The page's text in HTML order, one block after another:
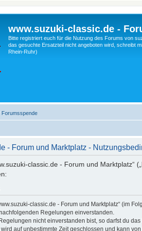
www.suzuki-classic.de -
Bitte registriert euch für die Nutzung des Forums von
das gesuchte Ersatzteil nicht angeboten wird, schreibt
Rhein-Ruhr)
Forumsspende
- Forum und Marktplatz -
classic.de - Forum und Marktplatz“
classic.de - Forum und Marktplatz“ (im
Regelungen einverstanden.
nicht einverstanden bist, so darfst du
auf unbestimmte Zeit geschlossen und kann